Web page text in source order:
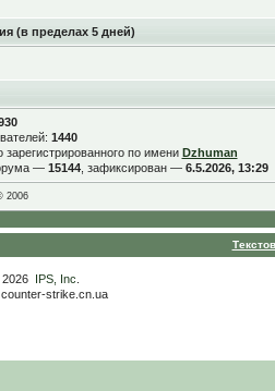
(в пределах 5 дней)
1440
по имени Dzhuman
— 15144, зафиксирован — 6.5.2026, 13:29
2006
IPS, Inc
counter-strike.cn.ua